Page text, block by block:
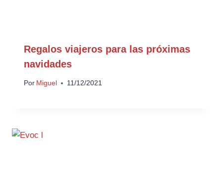
Regalos viajeros para las próximas
navidades
Por Miguel 11/12/2021